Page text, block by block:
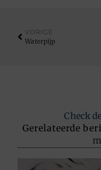
VORIGE
Waterpijp
Check
Gerelateerde